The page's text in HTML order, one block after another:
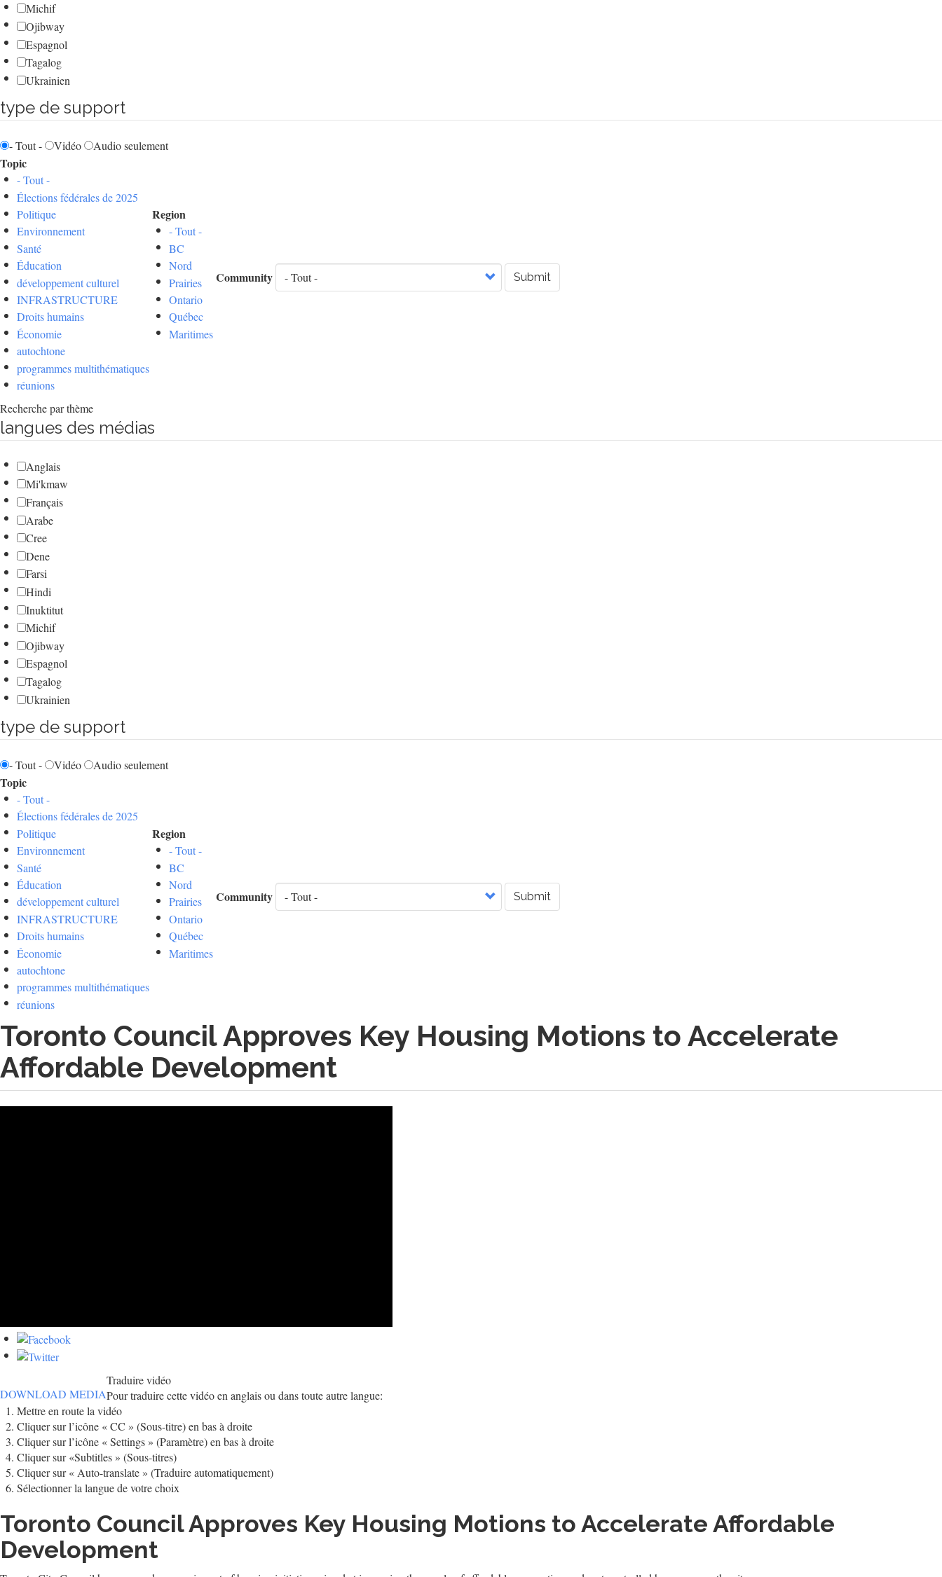
Michif
Ojibway
Espagnol
Tagalog
Ukrainien
type de support
- Tout - Vidéo Audio seulement
Topic
- Tout -
Élections fédérales de 2025
Politique
Environnement
Santé
Éducation
développement culturel
INFRASTRUCTURE
Droits humains
Économie
autochtone
programmes multithématiques
réunions
Region
- Tout -
BC
Nord
Prairies
Ontario
Québec
Maritimes
Community Submit
Recherche par thème
langues des médias
Anglais
Mi'kmaw
Français
Arabe
Cree
Dene
Farsi
Hindi
Inuktitut
Michif
Ojibway
Espagnol
Tagalog
Ukrainien
type de support
- Tout - Vidéo Audio seulement
Topic
- Tout -
Élections fédérales de 2025
Politique
Environnement
Santé
Éducation
développement culturel
INFRASTRUCTURE
Droits humains
Économie
autochtone
programmes multithématiques
réunions
Region
- Tout -
BC
Nord
Prairies
Ontario
Québec
Maritimes
Community Submit
Toronto Council Approves Key Housing Motions to Accelerate
Affordable Development
DOWNLOAD MEDIA
Traduire vidéo
Pour traduire cette vidéo en anglais ou dans toute autre langue:
Mettre en route la vidéo
Cliquer sur l’icône « CC » (Sous-titre) en bas à droite
Cliquer sur l’icône « Settings » (Paramètre) en bas à droite
Cliquer sur «Subtitles » (Sous-titres)
Cliquer sur « Auto-translate » (Traduire automatiquement)
Sélectionner la langue de votre choix
Toronto Council Approves Key Housing Motions to Accelerate Affordable
Development